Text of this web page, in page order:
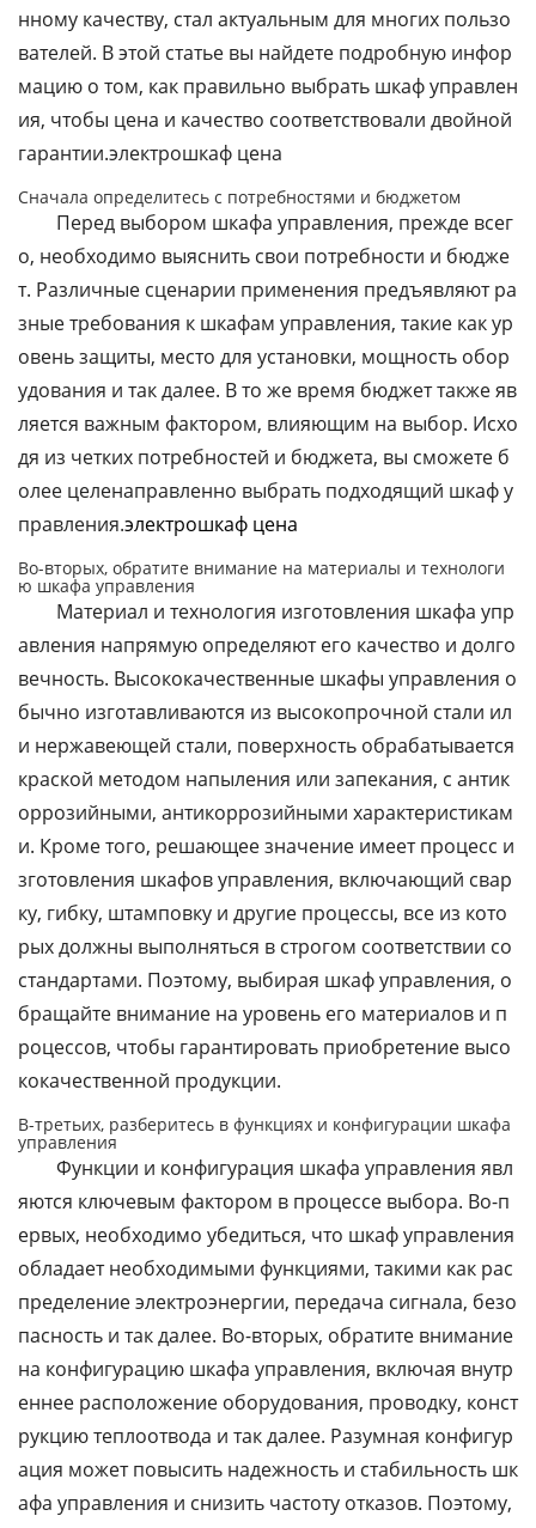
нному качеству, стал актуальным для многих пользо
вателей. В этой статье вы найдете подробную инфор
мацию о том, как правильно выбрать шкаф управлен
ия, чтобы цена и качество соответствовали двойной
гарантии.электрошкаф цена
Сначала определитесь с потребностями и бюджетом
Перед выбором шкафа управления, прежде всег
о, необходимо выяснить свои потребности и бюдже
т. Различные сценарии применения предъявляют ра
зные требования к шкафам управления, такие как ур
овень защиты, место для установки, мощность обор
удования и так далее. В то же время бюджет также яв
ляется важным фактором, влияющим на выбор. Исхо
дя из четких потребностей и бюджета, вы сможете б
олее целенаправленно выбрать подходящий шкаф у
правления.электрошкаф цена
Во-вторых, обратите внимание на материалы и технологи
ю шкафа управления
Материал и технология изготовления шкафа упр
авления напрямую определяют его качество и долго
вечность. Высококачественные шкафы управления о
бычно изготавливаются из высокопрочной стали ил
и нержавеющей стали, поверхность обрабатывается
краской методом напыления или запекания, с антик
оррозийными, антикоррозийными характеристикам
и. Кроме того, решающее значение имеет процесс и
зготовления шкафов управления, включающий свар
ку, гибку, штамповку и другие процессы, все из кото
рых должны выполняться в строгом соответствии со
стандартами. Поэтому, выбирая шкаф управления, о
бращайте внимание на уровень его материалов и п
роцессов, чтобы гарантировать приобретение высо
кокачественной продукции.
В-третьих, разберитесь в функциях и конфигурации шкафа
управления
Функции и конфигурация шкафа управления явл
яются ключевым фактором в процессе выбора. Во-п
ервых, необходимо убедиться, что шкаф управления
обладает необходимыми функциями, такими как рас
пределение электроэнергии, передача сигнала, безо
пасность и так далее. Во-вторых, обратите внимание
на конфигурацию шкафа управления, включая внутр
еннее расположение оборудования, проводку, конст
рукцию теплоотвода и так далее. Разумная конфигур
ация может повысить надежность и стабильность шк
афа управления и снизить частоту отказов. Поэтому,